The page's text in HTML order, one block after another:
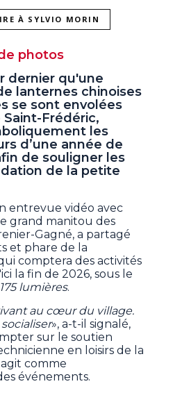
À SYLVIO MORIN
photos
dernier qu'une
lanternes chinoises
se sont envolées
Frédéric,
les
d’une année de
de souligner les
de la petite
entrevue vidéo avec
grand manitou des
Gagné, a partagé
et phare de la
comptera des activités
la fin de 2026, sous le
lumières.
au cœur du village.
», a-t-il signalé,
sur le soutien
en loisirs de la
comme
événements.